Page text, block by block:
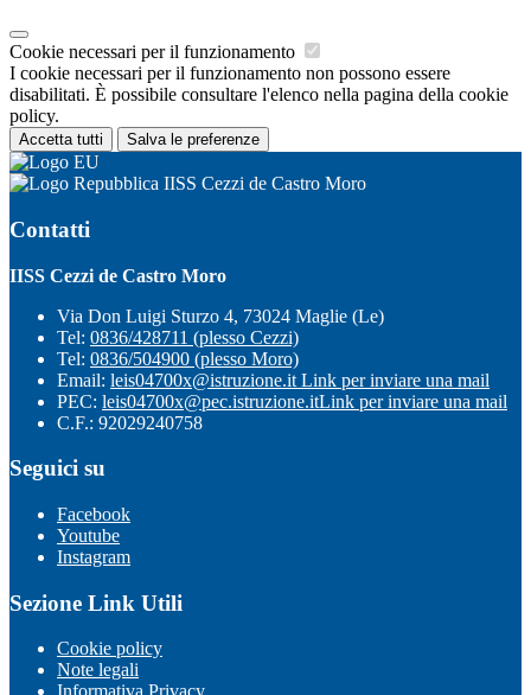
Cookie necessari per il funzionamento
I cookie necessari per il funzionamento non possono essere
disabilitati. È possibile consultare l'elenco nella pagina della cookie
policy.
Accetta tutti Salva le preferenze
IISS Cezzi de Castro Moro
Contatti
IISS Cezzi de Castro Moro
Via Don Luigi Sturzo 4, 73024 Maglie (Le)
Tel: 0836/428711 (plesso Cezzi)
Tel: 0836/504900 (plesso Moro)
Email: leis04700x@istruzione.it Link per inviare una mail
PEC: leis04700x@pec.istruzione.itLink per inviare una mail
C.F.: 92029240758
Seguici su
Facebook
Youtube
Instagram
Sezione Link Utili
Cookie policy
Note legali